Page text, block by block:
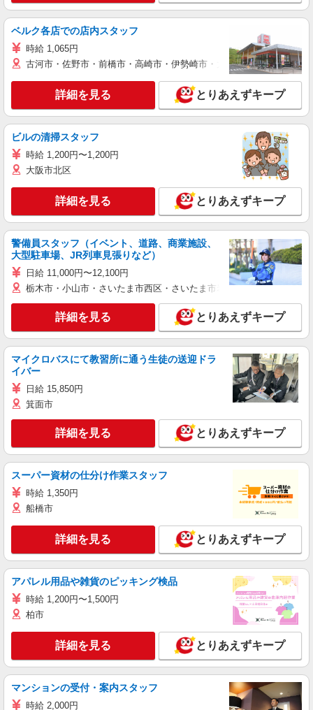
ベルク各店での店内スタッフ
時給 1,065円
古河市・佐野市・前橋市・高崎市・伊勢崎市・太田市・館林市・藤
詳細を見る とりあえずキープ
ビルの清掃スタッフ
時給 1,200円〜1,200円
大阪市北区
詳細を見る とりあえずキープ
警備員スタッフ（イベント、道路、商業施設、
大型駐車場、JR列車見張りなど）
日給 11,000円〜12,100円
栃木市・小山市・さいたま市西区・さいたま市岩槻区・久喜市・蓮田
詳細を見る とりあえずキープ
マイクロバスにて教習所に通う生徒の送迎ドラ
イバー
日給 15,850円
箕面市
詳細を見る とりあえずキープ
スーパー資材の仕分け作業スタッフ
時給 1,350円
船橋市
詳細を見る とりあえずキープ
アパレル用品や雑貨のピッキング検品
時給 1,200円〜1,500円
柏市
詳細を見る とりあえずキープ
マンションの受付・案内スタッフ
時給 2,000円